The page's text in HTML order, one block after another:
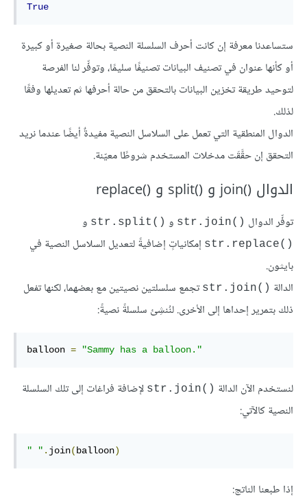
True
ستساعدنا معرفة إن كانت أحرف السلسلة النصية بحالة صغيرة أو كبيرة
أو كأنها عنوان في تصنيف البيانات تصنيفًا سليمًا، وتوفِّر لنا الفرصة
لتوحيد طريقة تخزين البيانات بالتحقق من حالة أحرفها ثم تعديلها وفقًا
لذلك.
الدوال المنطقية التي تعمل على السلاسل النصية مفيدةٌ أيضًا عندما نريد
التحقق إن حقَّقَت مدخلات المستخدم شروطًا معيّنة.
الدوال join()‎ و split()‎ و replace()‎
توفِّر الدوال str.join()‎ و str.split()‎ و
str.replace()‎ إمكانياتٍ إضافيةً لتعديل السلاسل النصية في
بايثون.
الدالة str.join()‎ تجمع سلسلتين نصيتين مع بعضهما، لكنها تفعل
ذلك بتمرير إحداها إلى الأخرى. لنُنشِئ سلسلةً نصيةً:
balloon = "Sammy has a balloon."
لنستخدم الآن الدالة str.join()‎ لإضافة فراغات إلى تلك السلسلة
النصية كالآتي:
" " . join( balloon)
إذا طبعنا الناتج: